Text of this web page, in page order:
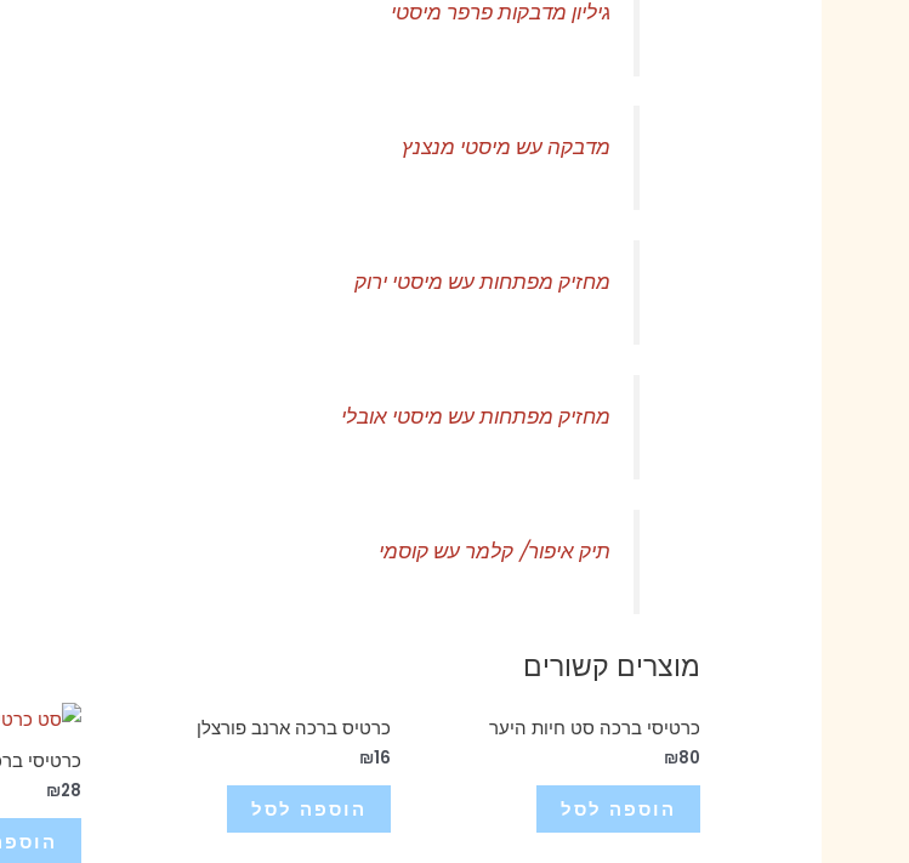
גיליון מדבקות פרפר מיסטי
מדבקה עש מיסטי מנצנץ
מחזיק מפתחות עש מיסטי ירוק
מחזיק מפתחות עש מיסטי אובלי
תיק איפור/ קלמר עש קוסמי
מוצרים קשורים
כרטיסי ברכה סט חיות היער
₪80
הוספה לסל
כרטיס ברכה ארנב פורצלן
₪16
הוספה לסל
כרטיסי
₪28